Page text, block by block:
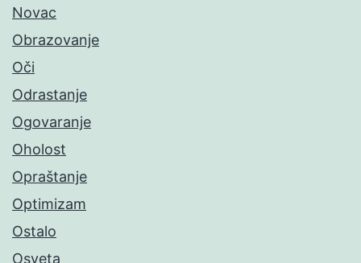
Novac
Obrazovanje
Oči
Odrastanje
Ogovaranje
Oholost
Opraštanje
Optimizam
Ostalo
Osveta